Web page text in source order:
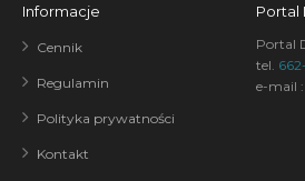
Informacje
Cennik
Regulamin
Polityka prywatności
Kontakt
Portal
Portal
tel.
e-mail :